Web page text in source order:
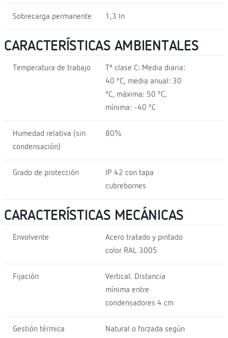
Sobrecarga permanente 1,3 In
CARACTERÍSTICAS AMBIENTALES
Temperatura de trabajo
Tª clase C: Media diaria:
40 ºC, media anual: 30
ºC, máxima: 50 ºC,
mínima: -40 ºC
Humedad relativa (sin
condensación)
80%
Grado de protección
IP 42 con tapa
cubrebornes
CARACTERÍSTICAS MECÁNICAS
Envolvente
Acero tratado y pintado
color RAL 3005
Fijación
Vertical. Distancia
mínima entre
condensadores 4 cm
Gestión térmica
Natural o forzada según